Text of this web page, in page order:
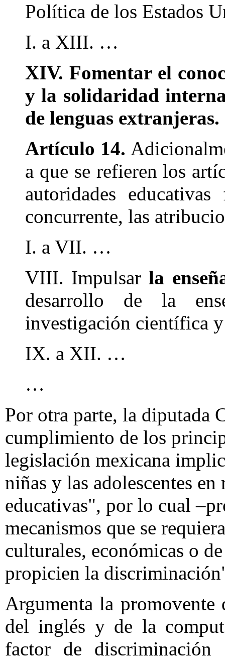
Política de los Estados
I. a XIII. …
XIV. Fomentar el
y la solidaridad
de lenguas extranjeras.
Artículo 14.
a que se refieren los
autoridades
concurrente, las
I. a VII. …
VIII. Impulsarla
desarrollo de la
investigación científica
IX. a XII. …
…
Por otra parte, la diputada
cumplimiento de los
legislación mexicana
niñas y las adolescentes
educativas", por lo cual
mecanismos que se
culturales, económicas o
propicien la
Argumenta la
del inglés y de la
factor de discriminación